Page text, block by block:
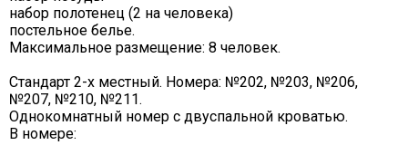
набор полотенец (2 на человека)
постельное белье.
Максимальное размещение: 8 человек.
Стандарт 2-х местный. Номера: №202, №203, №206,
№207, №210, №211.
Однокомнатный номер с двуспальной кроватью.
В номере: